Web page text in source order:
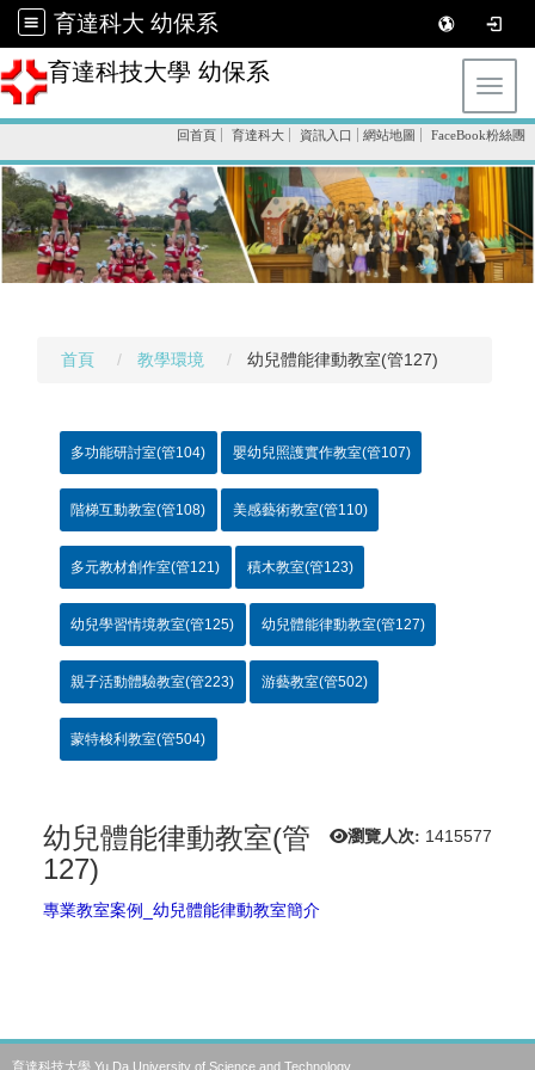
育達科大 幼保系
育達科技大學 幼保系
回首頁 育達科大 資訊入口 網站地圖 FaceBook粉絲團
首頁 教學環境 幼兒體能律動教室(管127)
多功能研討室(管104) 嬰幼兒照護實作教室(管107)
階梯互動教室(管108) 美感藝術教室(管110)
多元教材創作室(管121) 積木教室(管123)
幼兒學習情境教室(管125) 幼兒體能律動教室(管127)
親子活動體驗教室(管223) 游藝教室(管502)
蒙特梭利教室(管504)
瀏覽人次: 1415577
幼兒體能律動教室(管
127)
專業教室案例_幼兒體能律動教室簡介
育達科技大學 Yu Da University of Science and Technology